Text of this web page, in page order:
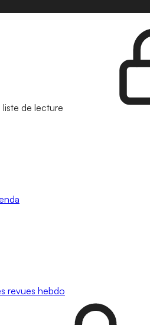
liste de lecture
revues hebdo